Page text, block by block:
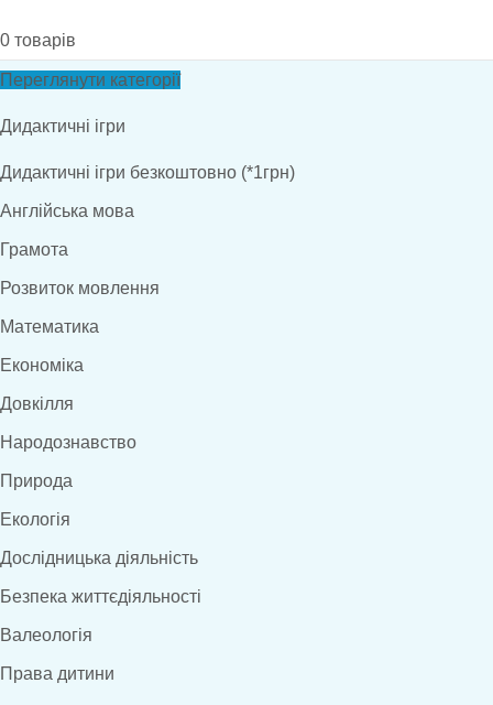
0 товарів
Переглянути категорії
Дидактичні ігри
Дидактичні ігри безкоштовно (*1грн)
Англійська мова
Грамота
Розвиток мовлення
Математика
Економіка
Довкілля
Народознавство
Природа
Екологія
Дослідницька діяльність
Безпека життєдіяльності
Валеологія
Права дитини